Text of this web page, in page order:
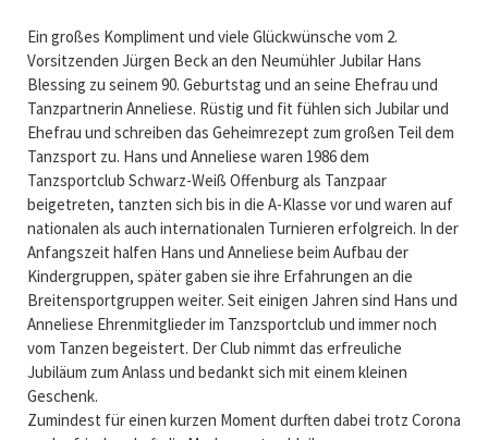
Ein großes Kompliment und viele Glückwünsche vom 2.
Vorsitzenden Jürgen Beck an den Neumühler Jubilar Hans
Blessing zu seinem 90. Geburtstag und an seine Ehefrau und
Tanzpartnerin Anneliese. Rüstig und fit fühlen sich Jubilar und
Ehefrau und schreiben das Geheimrezept zum großen Teil dem
Tanzsport zu. Hans und Anneliese waren 1986 dem
Tanzsportclub Schwarz-Weiß Offenburg als Tanzpaar
beigetreten, tanzten sich bis in die A-Klasse vor und waren auf
nationalen als auch internationalen Turnieren erfolgreich. In der
Anfangszeit halfen Hans und Anneliese beim Aufbau der
Kindergruppen, später gaben sie ihre Erfahrungen an die
Breitensportgruppen weiter. Seit einigen Jahren sind Hans und
Anneliese Ehrenmitglieder im Tanzsportclub und immer noch
vom Tanzen begeistert. Der Club nimmt das erfreuliche
Jubiläum zum Anlass und bedankt sich mit einem kleinen
Geschenk.
Zumindest für einen kurzen Moment durften dabei trotz Corona